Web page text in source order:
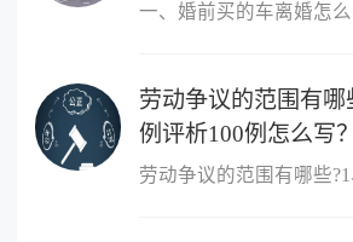
劳动争议的范围有
例评析100例怎么写